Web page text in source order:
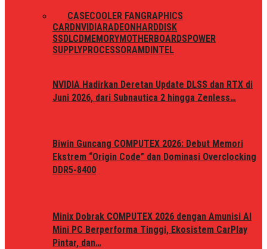
CASECOOLER FAN GRAPHICS
CARDNVIDIARADEON HARDDISK
SSDLCDMEMORYMOTHERBOARDSPOWER
SUPPLYPROCESSORAMD INTEL
NVIDIA Hadirkan Deretan Update DLSS dan RTX di
Juni 2026, dari Subnautica 2 hingga Zenless…
Biwin Guncang COMPUTEX 2026: Debut Memori
Ekstrem “Origin Code” dan Dominasi Overclocking
DDR5-8400
Minix Dobrak COMPUTEX 2026 dengan Amunisi AI
Mini PC Berperforma Tinggi, Ekosistem CarPlay
Pintar, dan…